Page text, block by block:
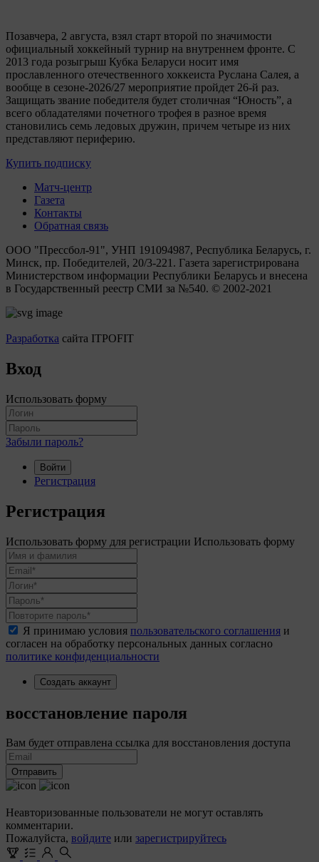
Позавчера, 2 августа, взял старт второй по значимости
официальный хоккейный турнир на внутреннем фронте. C
2013 года розыгрыш Кубка Беларуси носит имя
прославленного отечественного хоккеиста Руслана Салея, а
вообще в сезоне-2026/27 мероприятие пройдет 26-й раз.
Защищать звание победителя будет столичная “Юность”, а
всего обладателями почетного трофея в разное время
становились семь ледовых дружин, причем четыре из них
представляют периферию.
Купить подписку
Матч-центр
Газета
Контакты
Обратная связь
ООО "Прессбол-91", УНП 191094987, Республика Беларусь, г.
Минск, пр. Победителей, 20/3-221. Газета зарегистрирована
Министерством информации Республики Беларусь и внесена
в Государственный реестр СМИ за №540. © 2002-2021
Разработка сайта ITPOFIT
Вход
Использовать форму
Забыли пароль?
Войти
Регистрация
Регистрация
Использовать форму для регистрации Использовать форму
Я принимаю условия пользовательского соглашения и
согласен на обработку персональных данных согласно
политике конфиденциальности
Создать аккаунт
восстановление пароля
Вам будет отправлена ссылка для восстановления доступа
Отправить
Неавторизованные пользователи не могут оставлять
комментарии.
Пожалуйста, войдите или зарегистрируйтесь